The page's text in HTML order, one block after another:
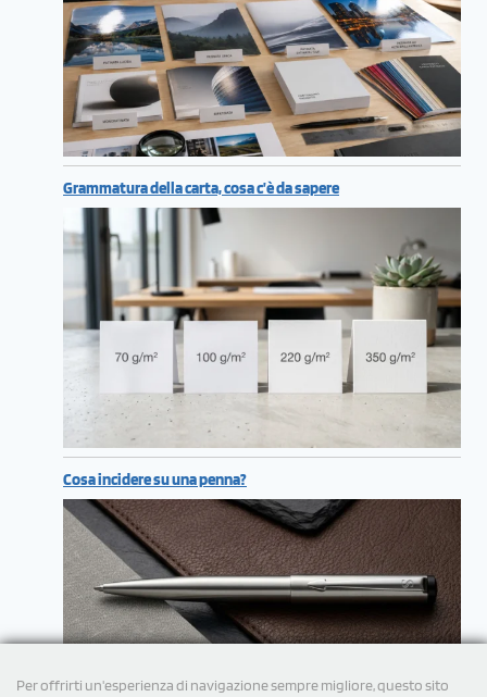
Per offrirti un'esperienza di navigazione sempre migliore, questo sito
Grammatura della carta, cosa c’è da sapere
Cosa incidere su una penna?